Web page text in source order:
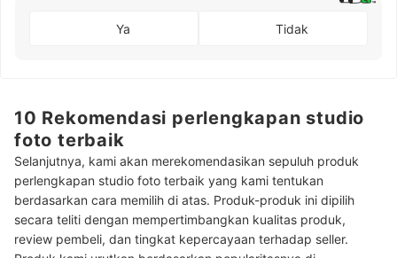
Ya Tidak
10 Rekomendasi perlengkapan studio
foto terbaik
Selanjutnya, kami akan merekomendasikan sepuluh produk
perlengkapan studio foto terbaik yang kami tentukan
berdasarkan cara memilih di atas. Produk-produk ini dipilih
secara teliti dengan mempertimbangkan kualitas produk,
review pembeli, dan tingkat kepercayaan terhadap seller.